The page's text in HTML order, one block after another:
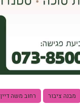
מבנה ציבור רחוב משה דיין